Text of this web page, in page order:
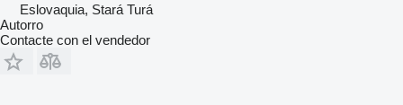
Eslovaquia, Stará Turá
Autorro
Contacte con el vendedor